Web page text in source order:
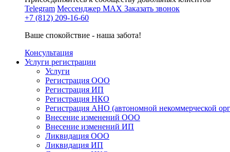
Telegram Мессенджер MAX Заказать звонок
+7 (812) 209-16-60
Ваше спокойствие - наша забота!
Консультация
Услуги регистрации
Услуги
Регистрация ООО
Регистрация ИП
Регистрация НКО
Регистрация АНО (автономной некоммерческой
Внесение изменений ООО
Внесение изменений ИП
Ликвидация ООО
Ликвидация ИП